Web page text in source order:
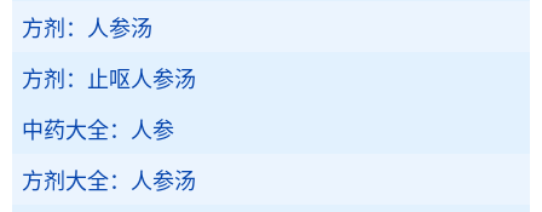
方剂：人参汤
方剂：止呕人参汤
中药大全：人参
方剂大全：人参汤